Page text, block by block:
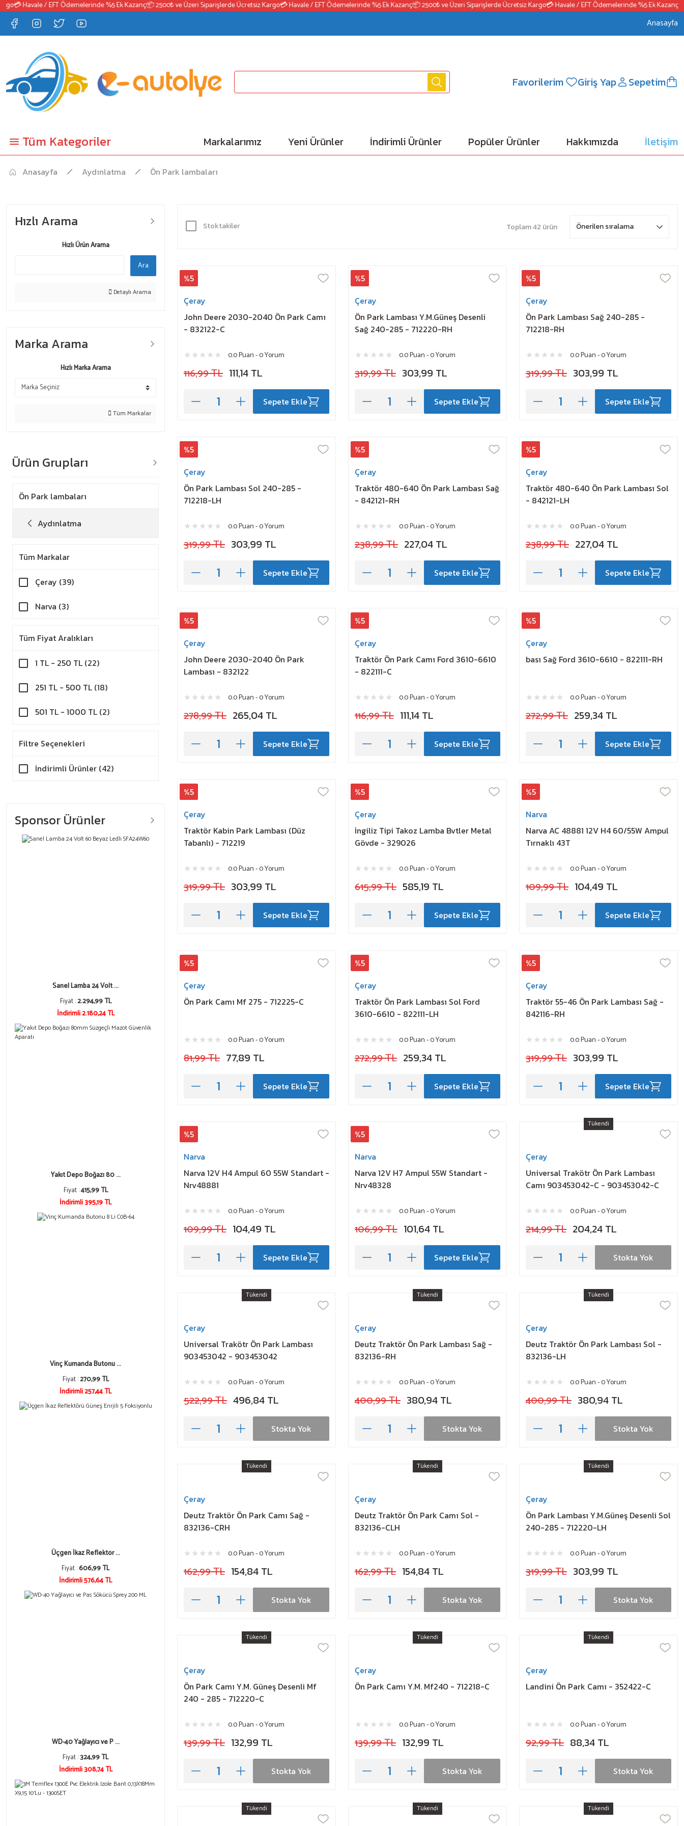
💳 Havale / EFT Ödemelerinde %5 Ek Kazanç📦 2500₺ ve Üzeri Siparişlerde Ücretsiz Kargo💳 Havale / EFT Ödemelerinde %5 Ek Kazanç📦 2500₺ ve Üzeri Siparişlerde Ücretsiz Kargo💳 Havale / EFT Ödemelerinde %5 Ek Kazanç
Anasayfa
Favorilerim Giriş Yap Sepetim
Tüm Kategoriler Markalarımız Yeni Ürünler İndirimli Ürünler Popüler Ürünler Hakkımızda İletişim
Anasayfa Aydınlatma Ön Park lambaları
Hızlı Arama
Hızlı Ürün Arama
Ara
Detaylı Arama
Marka Arama
Hızlı Marka Arama
Tüm Markalar
Ürün Grupları
Ön Park lambaları
Aydınlatma
Tüm Markalar
Çeray (39)
Narva (3)
Tüm Fiyat Aralıkları
1 TL - 250 TL (22)
251 TL - 500 TL (18)
501 TL - 1000 TL (2)
Filtre Seçenekleri
İndirimli Ürünler (42)
Sponsor Ürünler
Sanel Lamba 24 Volt ...
Fiyat :2.294,99 TL
İndirimli 2.180,24 TL
Yakıt Depo Boğazı 80 ...
Fiyat :415,99 TL
İndirimli 395,19 TL
Vinç Kumanda Butonu ...
Fiyat :270,99 TL
İndirimli 257,44 TL
Üçgen İkaz Reflektör ...
Fiyat :606,99 TL
İndirimli 576,64 TL
WD-40 Yağlayıcı ve P ...
Fiyat :324,99 TL
İndirimli 308,74 TL
Stoktakiler Toplam 42 ürün
%5
Çeray
John Deere 2030-2040 Ön Park Camı
- 832122-C
0.0 Puan - 0 Yorum
116,99 TL 111,14 TL
Sepete Ekle
%5
Çeray
Ön Park Lambası Y.M.Güneş Desenli
Sağ 240-285 - 712220-RH
0.0 Puan - 0 Yorum
319,99 TL 303,99 TL
Sepete Ekle
%5
Çeray
Ön Park Lambası Sağ 240-285 -
712218-RH
0.0 Puan - 0 Yorum
319,99 TL 303,99 TL
Sepete Ekle
%5
Çeray
Ön Park Lambası Sol 240-285 -
712218-LH
0.0 Puan - 0 Yorum
319,99 TL 303,99 TL
Sepete Ekle
%5
Çeray
Traktör 480-640 Ön Park Lambası Sağ
- 842121-RH
0.0 Puan - 0 Yorum
238,99 TL 227,04 TL
Sepete Ekle
%5
Çeray
Traktör 480-640 Ön Park Lambası Sol
- 842121-LH
0.0 Puan - 0 Yorum
238,99 TL 227,04 TL
Sepete Ekle
%5
Çeray
John Deere 2030-2040 Ön Park
Lambası - 832122
0.0 Puan - 0 Yorum
278,99 TL 265,04 TL
Sepete Ekle
%5
Çeray
Traktör Ön Park Camı Ford 3610-6610
- 822111-C
0.0 Puan - 0 Yorum
116,99 TL 111,14 TL
Sepete Ekle
%5
Çeray
bası Sağ Ford 3610-6610 - 822111-RH
0.0 Puan - 0 Yorum
272,99 TL 259,34 TL
Sepete Ekle
%5
Çeray
Traktör Kabin Park Lambası (Düz
Tabanlı) - 712219
0.0 Puan - 0 Yorum
319,99 TL 303,99 TL
Sepete Ekle
%5
Çeray
İngiliz Tipi Takoz Lamba Bvtler Metal
Gövde - 329026
0.0 Puan - 0 Yorum
615,99 TL 585,19 TL
Sepete Ekle
%5
Narva
Narva AC 48881 12V H4 60/55W Ampul
Tırnaklı 43T
0.0 Puan - 0 Yorum
109,99 TL 104,49 TL
Sepete Ekle
%5
Çeray
Ön Park Camı Mf 275 - 712225-C
0.0 Puan - 0 Yorum
81,99 TL 77,89 TL
Sepete Ekle
%5
Çeray
Traktör Ön Park Lambası Sol Ford
3610-6610 - 822111-LH
0.0 Puan - 0 Yorum
272,99 TL 259,34 TL
Sepete Ekle
%5
Çeray
Traktör 55-46 Ön Park Lambası Sağ -
842116-RH
0.0 Puan - 0 Yorum
319,99 TL 303,99 TL
Sepete Ekle
%5
Narva
Narva 12V H4 Ampul 60 55W Standart -
Nrv48881
0.0 Puan - 0 Yorum
109,99 TL 104,49 TL
Sepete Ekle
%5
Narva
Narva 12V H7 Ampul 55W Standart -
Nrv48328
0.0 Puan - 0 Yorum
106,99 TL 101,64 TL
Sepete Ekle
Tükendi
Çeray
Universal Trakötr Ön Park Lambası
Camı 903453042-C - 903453042-C
0.0 Puan - 0 Yorum
214,99 TL 204,24 TL
Stokta Yok
Tükendi
Çeray
Universal Trakötr Ön Park Lambası
903453042 - 903453042
0.0 Puan - 0 Yorum
522,99 TL 496,84 TL
Stokta Yok
Tükendi
Çeray
Deutz Traktör Ön Park Lambası Sağ -
832136-RH
0.0 Puan - 0 Yorum
400,99 TL 380,94 TL
Stokta Yok
Tükendi
Çeray
Deutz Traktör Ön Park Lambası Sol -
832136-LH
0.0 Puan - 0 Yorum
400,99 TL 380,94 TL
Stokta Yok
Tükendi
Çeray
Deutz Traktör Ön Park Camı Sağ -
832136-CRH
0.0 Puan - 0 Yorum
162,99 TL 154,84 TL
Stokta Yok
Tükendi
Çeray
Deutz Traktör Ön Park Camı Sol -
832136-CLH
0.0 Puan - 0 Yorum
162,99 TL 154,84 TL
Stokta Yok
Tükendi
Çeray
Ön Park Lambası Y.M.Güneş Desenli Sol
240-285 - 712220-LH
0.0 Puan - 0 Yorum
319,99 TL 303,99 TL
Stokta Yok
Tükendi
Çeray
Ön Park Camı Y.M. Güneş Desenli Mf
240 - 285 - 712220-C
0.0 Puan - 0 Yorum
139,99 TL 132,99 TL
Stokta Yok
Tükendi
Çeray
Ön Park Camı Y.M. Mf240 - 712218-C
0.0 Puan - 0 Yorum
139,99 TL 132,99 TL
Stokta Yok
Tükendi
Çeray
Landini Ön Park Camı - 352422-C
0.0 Puan - 0 Yorum
92,99 TL 88,34 TL
Stokta Yok
Tükendi Tükendi Tükendi